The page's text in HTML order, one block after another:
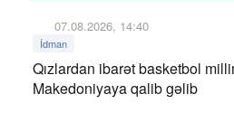
07.08.2026, 14:40
İdman
Qızlardan ibarət basketbol
Makedoniyaya qalib gəlib